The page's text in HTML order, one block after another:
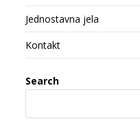
Jednostavna jela
Kontakt
Search